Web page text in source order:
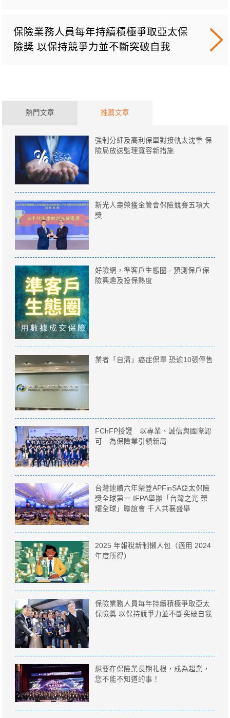
保險業務人員每年持續積極爭取亞太保
險獎 以保持競爭力並不斷突破自我
熱門文章 推薦文章
強制分紅及高利保單對接軌太沈重 保
險局放送監理寬容新措施
新光人壽榮獲金管會保險競賽五項大
獎
好險網，準客戶生態圈 - 預測保戶保
險興趣及投保熱度
業者「自清」癌症保單 恐逾10張停售
FChFP授證 以專業、誠信與國際認
可 為保險業引領新局
台灣連續六年榮登APFinSA亞太保險
獎全球第一 IFPA舉辦「台灣之光 榮
耀全球」聯誼會 千人共襄盛舉
2025 年報稅新制懶人包（適用 2024
年度所得）
保險業務人員每年持續積極爭取亞太
保險獎 以保持競爭力並不斷突破自我
想要在保險業長期扎根，成為超業，
您不能不知道的事！